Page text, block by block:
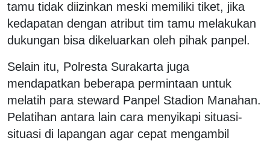
tamu tidak diizinkan meski memiliki tiket, jika
kedapatan dengan atribut tim tamu melakukan
dukungan bisa dikeluarkan oleh pihak panpel.
Selain itu, Polresta Surakarta juga
mendapatkan beberapa permintaan untuk
melatih para steward Panpel Stadion Manahan.
Pelatihan antara lain cara menyikapi situasi-
situasi di lapangan agar cepat mengambil